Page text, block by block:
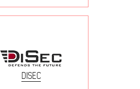
DISEC